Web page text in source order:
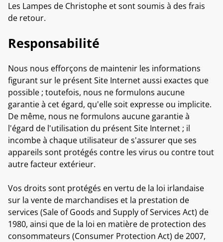
Les Lampes de Christophe et sont soumis à des frais
de retour.
Responsabilité
Nous nous efforçons de maintenir les informations
figurant sur le présent Site Internet aussi exactes que
possible ; toutefois, nous ne formulons aucune
garantie à cet égard, qu'elle soit expresse ou implicite.
De même, nous ne formulons aucune garantie à
l'égard de l'utilisation du présent Site Internet ; il
incombe à chaque utilisateur de s'assurer que ses
appareils sont protégés contre les virus ou contre tout
autre facteur extérieur.
Vos droits sont protégés en vertu de la loi irlandaise
sur la vente de marchandises et la prestation de
services (Sale of Goods and Supply of Services Act) de
1980, ainsi que de la loi en matière de protection des
consommateurs (Consumer Protection Act) de 2007,